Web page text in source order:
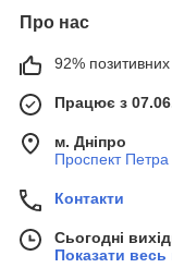
Про нас
92% позитивних
Працює з
м. Дніпро
Проспект Петра
Контакти
Сьогодні
Показати весь